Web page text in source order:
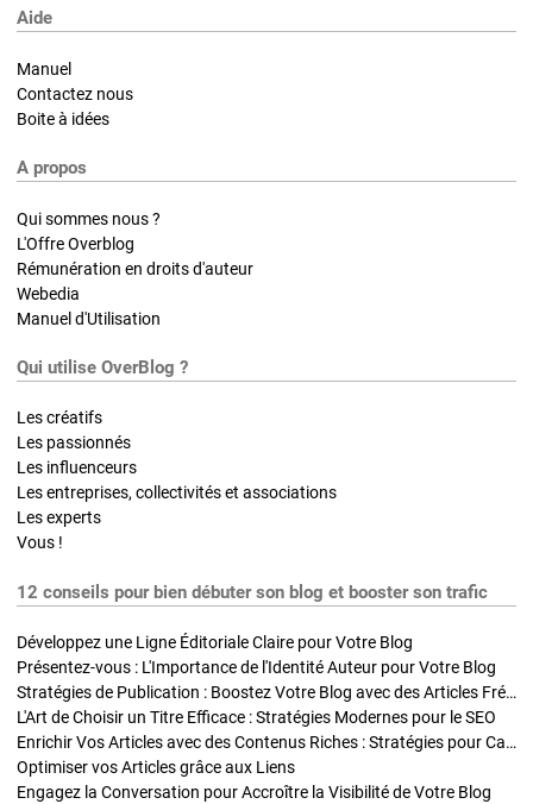
Aide
Manuel
Contactez nous
Boite à idées
A propos
Qui sommes nous ?
L'Offre Overblog
Rémunération en droits d'auteur
Webedia
Manuel d'Utilisation
Qui utilise OverBlog ?
Les créatifs
Les passionnés
Les influenceurs
Les entreprises, collectivités et associations
Les experts
Vous !
12 conseils pour bien débuter son blog et booster son trafic
Développez une Ligne Éditoriale Claire pour Votre Blog
Présentez-vous : L'Importance de l'Identité Auteur pour Votre Blog
Stratégies de Publication : Boostez Votre Blog avec des Articles Fréquents et Exclusifs
L'Art de Choisir un Titre Efficace : Stratégies Modernes pour le SEO
Enrichir Vos Articles avec des Contenus Riches : Stratégies pour Captiver et Optimiser
Optimiser vos Articles grâce aux Liens
Engagez la Conversation pour Accroître la Visibilité de Votre Blog